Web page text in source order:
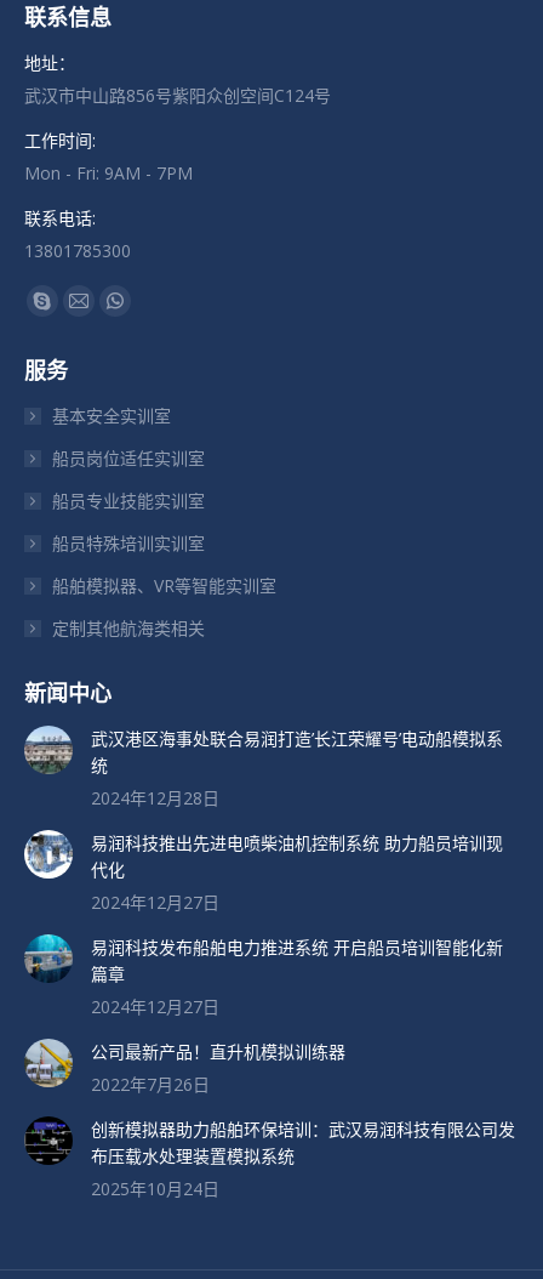
联系信息
地址：
武汉市中山路856号紫阳众创空间C124号
工作时间:
Mon - Fri: 9AM - 7PM
联系电话:
13801785300
找到我们：
Skype
在
新
口
中
打
Mail
新
口
中
打
Whatsapp
新
口
中
打
服务
基本安全实训室
船员岗位适任实训室
船员专业技能实训室
船员特殊培训实训室
船舶模拟器、VR等智能实训室
定制其他航海类相关
新闻中心
武汉港区海事处联合易润打造’长江荣耀号’电动船模拟系
统
2024年12月28日
易润科技推出先进电喷柴油机控制系统 助力船员培训现
代化
2024年12月27日
易润科技发布船舶电力推进系统 开启船员培训智能化新
篇章
2024年12月27日
公司最新产品！直升机模拟训练器
2022年7月26日
创新模拟器助力船舶环保培训：武汉易润科技有限公司发
布压载水处理装置模拟系统
2025年10月24日